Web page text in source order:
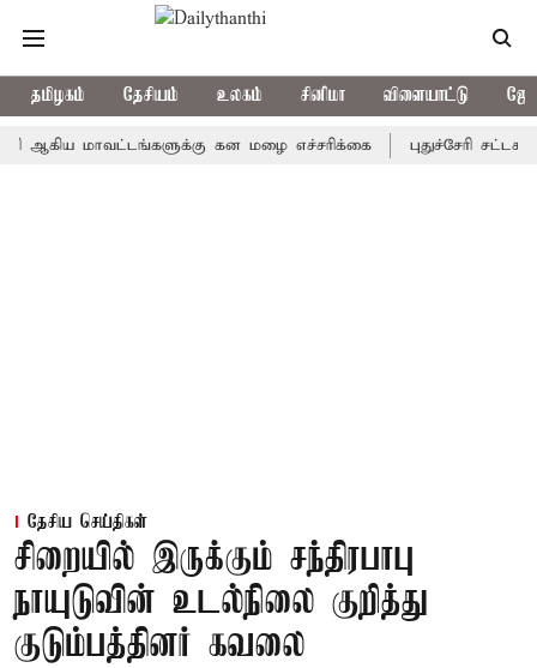
தமிழகம் தேசியம் உலகம் சினிமா விளையாட்டு
மாவட்டங்களுக்கு கன மழை எச்சரிக்கை புதுச்சேரி
தேசிய செய்திகள்
சிறையில் இருக்கும் சந்திரபாபு
நாயுடுவின் உடல்நிலை குறித்து
குடும்பத்தினர் கவலை